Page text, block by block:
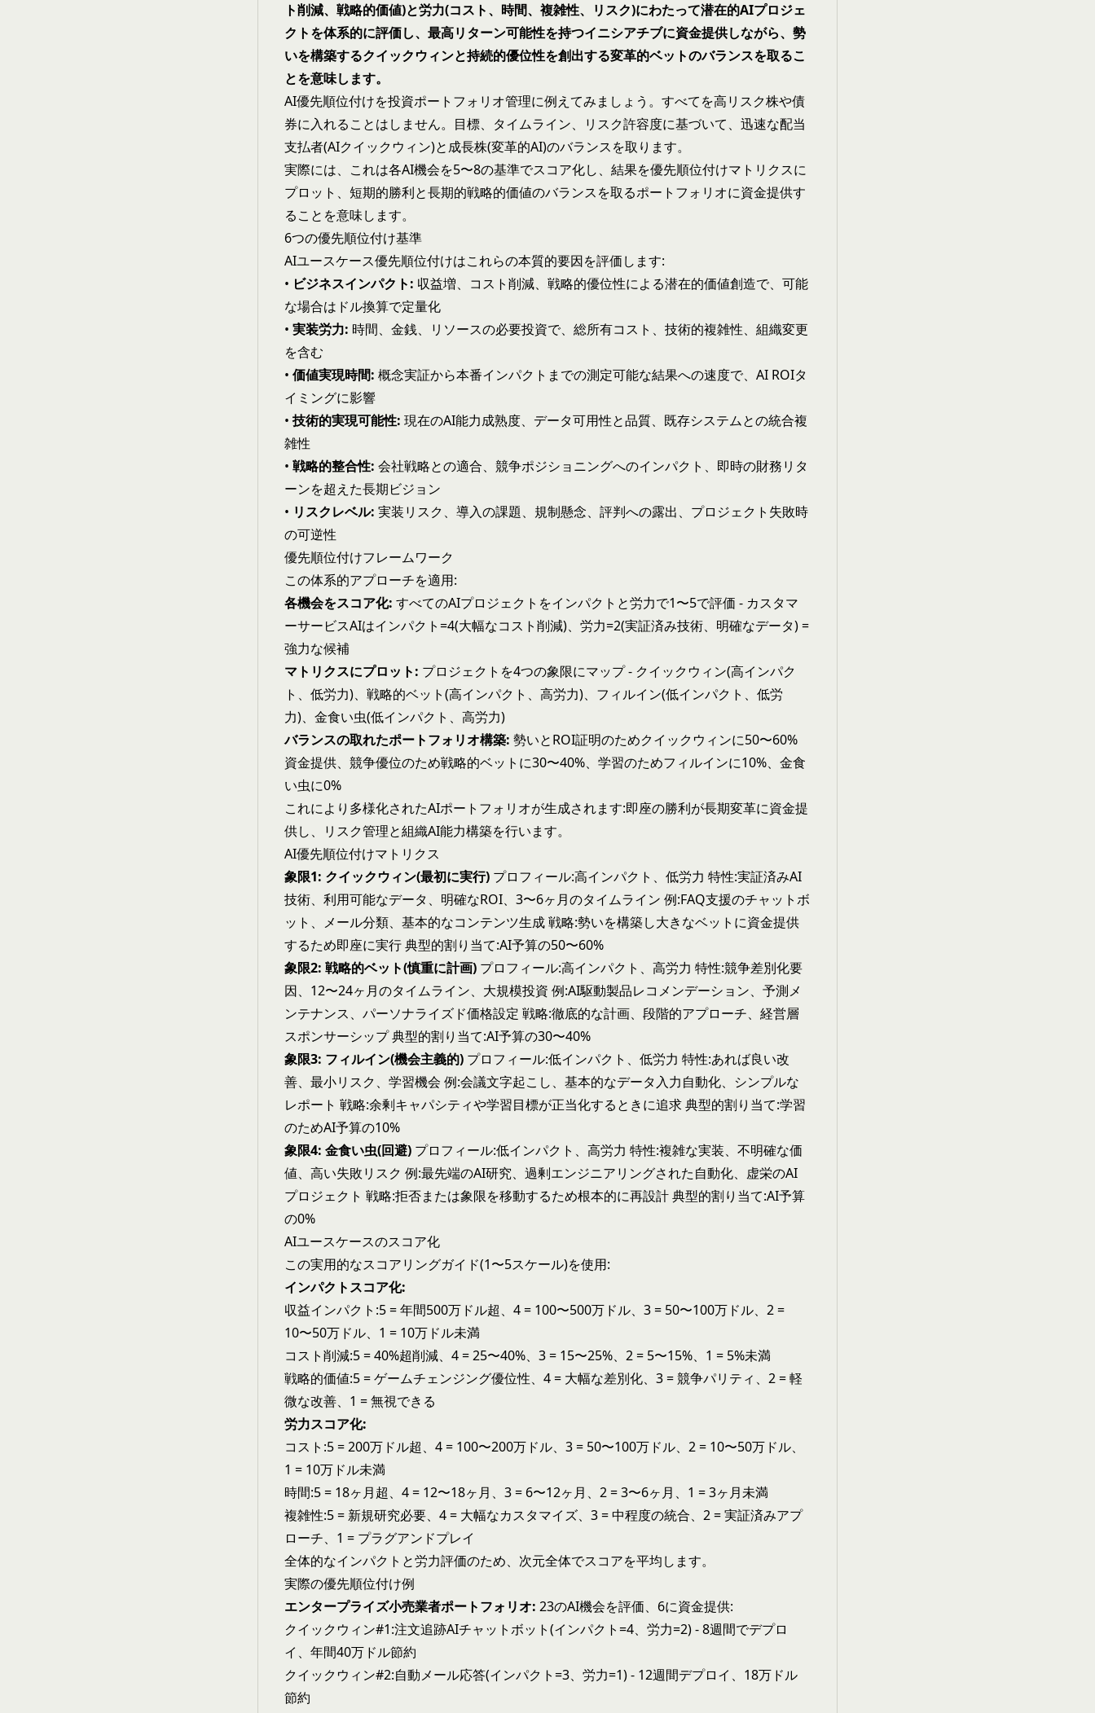
ト削減、戦略的価値)と労力(コスト、時間、複雑性、リスク)にわたって潜在的AIプロジェ
クトを体系的に評価し、最高リターン可能性を持つイニシアチブに資金提供しながら、勢
いを構築するクイックウィンと持続的優位性を創出する変革的ベットのバランスを取るこ
とを意味します。
AI優先順位付けを投資ポートフォリオ管理に例えてみましょう。すべてを高リスク株や債
券に入れることはしません。目標、タイムライン、リスク許容度に基づいて、迅速な配当
支払者(AIクイックウィン)と成長株(変革的AI)のバランスを取ります。
実際には、これは各AI機会を5〜8の基準でスコア化し、結果を優先順位付けマトリクスに
プロット、短期的勝利と長期的戦略的価値のバランスを取るポートフォリオに資金提供す
ることを意味します。
6つの優先順位付け基準
AIユースケース優先順位付けはこれらの本質的要因を評価します:
• ビジネスインパクト: 収益増、コスト削減、戦略的優位性による潜在的価値創造で、可能
な場合はドル換算で定量化
•実装労力: 時間、金銭、リソースの必要投資で、総所有コスト 、技術的複雑性、組織変更
を含む
•価値実現時間: 概念実証から本番インパクトまでの測定可能な結果への速度で、AI ROIタ
イミングに影響
•技術的実現可能性: 現在のAI能力成熟度、データ可用性と品質、既存システムとの統合複
雑性
•戦略的整合性: 会社戦略との適合、競争ポジショニングへのインパクト、即時の財務リタ
ーンを超えた長期ビジョン
• リスクレベル: 実装リスク、導入の課題、規制懸念、評判への露出、プロジェクト失敗時
の可逆性
優先順位付けフレームワーク
この体系的アプローチを適用:
各機会をスコア化: すべてのAIプロジェクトをインパクトと労力で1〜5で評価 - カスタマ
ーサービスAIはインパクト=4(大幅なコスト削減)、労力=2(実証済み技術、明確なデータ) =
強力な候補
マトリクスにプロット: プロジェクトを4つの象限にマップ - クイックウィン(高インパク
ト、低労力)、戦略的ベット(高インパクト、高労力)、フィルイン(低インパクト、低労
力)、金食い虫(低インパクト、高労力)
バランスの取れたポートフォリオ構築: 勢いとROI証明のためクイックウィンに50〜60%
資金提供、競争優位のため戦略的ベットに30〜40%、学習のためフィルインに10%、金食
い虫に0%
これにより多様化されたAIポートフォリオが生成されます:即座の勝利が長期変革に資金提
供し、リスク管理と組織AI能力構築を行います。
AI優先順位付けマトリクス
象限1: クイックウィン(最初に実行) プロフィール:高インパクト、低労力 特性:実証済みAI
技術、利用可能なデータ、明確なROI、3〜6ヶ月のタイムライン 例:FAQ支援のチャットボ
ット、メール分類、基本的なコンテンツ生成 戦略:勢いを構築し大きなベットに資金提供
するため即座に実行 典型的割り当て:AI予算の50〜60%
象限2: 戦略的ベット(慎重に計画) プロフィール:高インパクト、高労力 特性:競争差別化要
因、12〜24ヶ月のタイムライン、大規模投資 例:AI駆動製品レコメンデーション、予測メ
ンテナンス、パーソナライズド価格設定 戦略:徹底的な計画、段階的アプローチ、経営層
スポンサーシップ 典型的割り当て:AI予算の30〜40%
象限3: フィルイン(機会主義的) プロフィール:低インパクト、低労力 特性:あれば良い改
善、最小リスク、学習機会 例:会議文字起こし、基本的なデータ入力自動化、シンプルな
レポート 戦略:余剰キャパシティや学習目標が正当化するときに追求 典型的割り当て:学習
のためAI予算の10%
象限4: 金食い虫(回避) プロフィール:低インパクト、高労力 特性:複雑な実装、不明確な価
値、高い失敗リスク 例:最先端のAI研究、過剰エンジニアリングされた自動化、虚栄のAI
プロジェクト 戦略:拒否または象限を移動するため根本的に再設計 典型的割り当て:AI予算
の0%
AIユースケースのスコア化
この実用的なスコアリングガイド(1〜5スケール)を使用:
インパクトスコア化:
収益インパクト:5 = 年間500万ドル超、4 = 100〜500万ドル、3 = 50〜100万ドル、2 =
10〜50万ドル、1 = 10万ドル未満
コスト削減:5 = 40%超削減、4 = 25〜40%、3 = 15〜25%、2 = 5〜15%、1 = 5%未満
戦略的価値:5 = ゲームチェンジング優位性、4 = 大幅な差別化、3 = 競争パリティ、2 = 軽
微な改善、1 = 無視できる
労力スコア化:
コスト:5 = 200万ドル超、4 = 100〜200万ドル、3 = 50〜100万ドル、2 = 10〜50万ドル、
1 = 10万ドル未満
時間:5 = 18ヶ月超、4 = 12〜18ヶ月、3 = 6〜12ヶ月、2 = 3〜6ヶ月、1 = 3ヶ月未満
複雑性:5 = 新規研究必要、4 = 大幅なカスタマイズ、3 = 中程度の統合、2 = 実証済みアプ
ローチ、1 = プラグアンドプレイ
全体的なインパクトと労力評価のため、次元全体でスコアを平均します。
実際の優先順位付け例
エンタープライズ小売業者ポートフォリオ: 23のAI機会を評価、6に資金提供:
クイックウィン#1:注文追跡AIチャットボット(インパクト=4、労力=2) - 8週間でデプロ
イ、年間40万ドル節約
クイックウィン#2:自動メール応答(インパクト=3、労力=1) - 12週間デプロイ、18万ドル
節約